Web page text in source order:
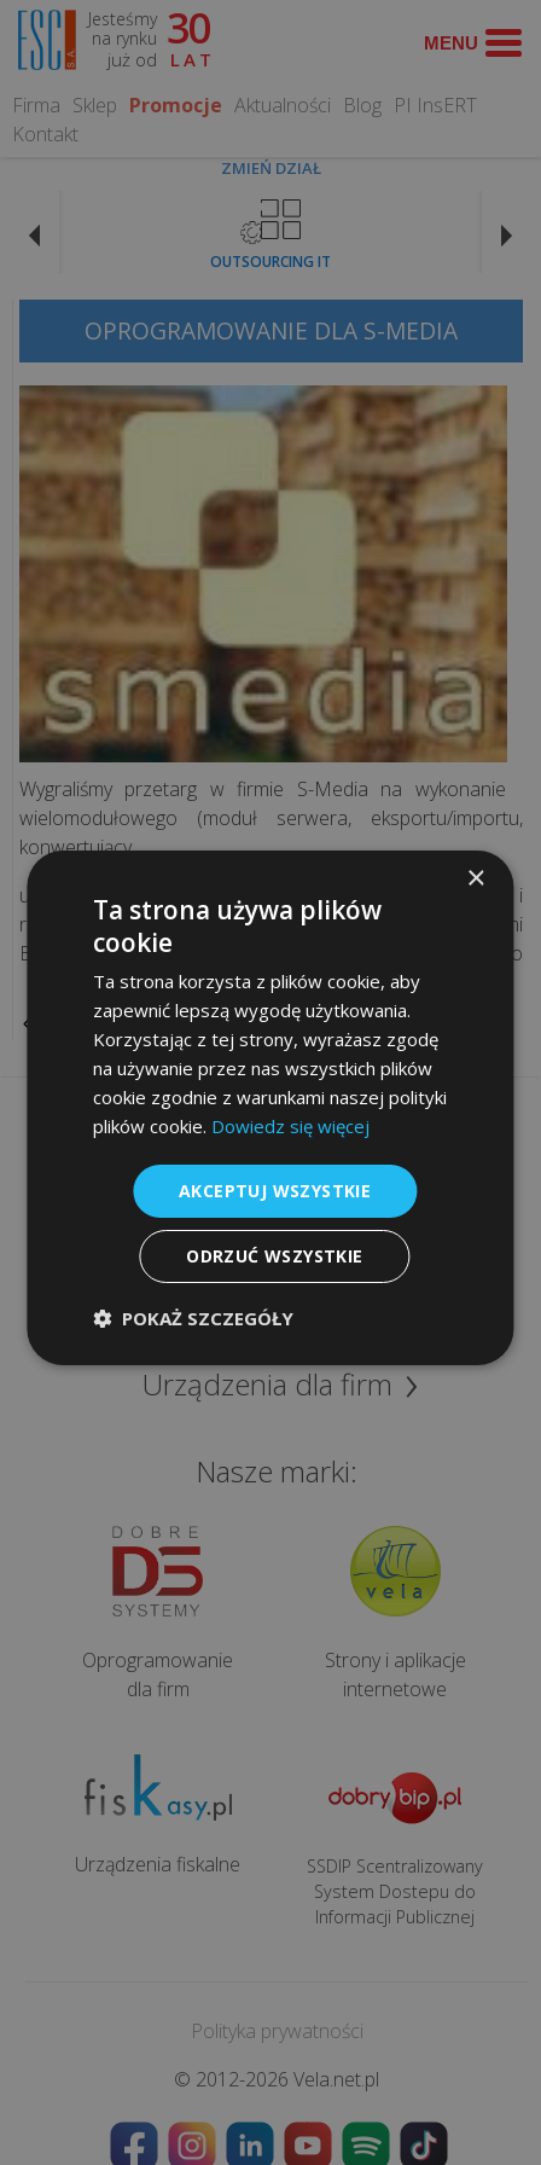
Jesteśmy
na rynku
już od
30
LAT
Firma Sklep Promocje Aktualności Blog PI InsERT
Kontakt
ZMIEŃ DZIAŁ
OUTSOURCING IT
WYSZUKAJ
MOŻEMY
CIEBIE
Obsługa
informatyczna
Serwis
Komputerowy
Rozwiązania
sieciowe
Doradztwo
IT
Projekty
informatyczne
Audyt
legalności
Inwentaryzacja
komputerów
OPROGRAMOWANIE DLA S-MEDIA
Wygraliśmy przetarg w firmie S-Media na wykonanie
wielomodułowego (moduł serwera, eksportu/importu,
konwertujący,
uwierzytelniający i autoryzujący, udostępniania danych i
raportujący ) oprogramowania zarządzającego procesami
B2B. Wartość kontraktu opiewa na kwotę 282 000 zł netto
POWRÓT
Informacje
Szybki dostęp
Sklep
Programy
Urządzenia dla firm
Nasze marki:
Oprogramowanie
dla firm
Strony i aplikacje
internetowe
Urządzenia fiskalne
SSDIP Scentralizowany
System Dostepu do
Informacji Publicznej
Polityka prywatności
© 2012-2026 Vela.net.pl
×
Ta strona używa plików
cookie
Ta strona korzysta z plików cookie, aby
zapewnić lepszą wygodę użytkowania.
Korzystając z tej strony, wyrażasz zgodę
na używanie przez nas wszystkich plików
cookie zgodnie z warunkami naszej polityki
plików cookie. Dowiedz się więcej
AKCEPTUJ WSZYSTKIE
ODRZUĆ WSZYSTKIE
POKAŻ SZCZEGÓŁY